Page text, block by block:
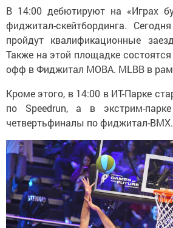
В 14:00 дебютируют на «Играх
фиджитал-скейтбординга.
пройдут квалификационные
Также на этой площадке
офф в Фиджитал MOBA. MLBB в
Кроме этого, в 14:00 в ИТ-Парке
по Speedrun, а в экстрим-
четвертьфиналы по фиджитал-BMX.